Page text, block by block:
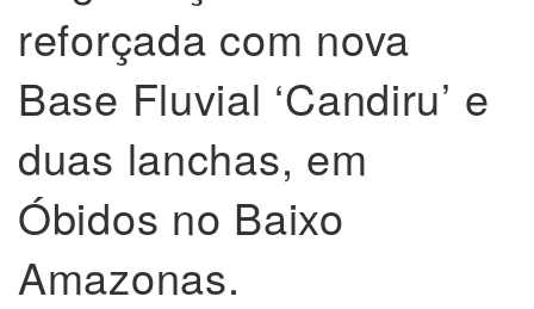
reforçada com nova
Base Fluvial ‘Candiru’ e
duas lanchas, em
Óbidos no Baixo
Amazonas.